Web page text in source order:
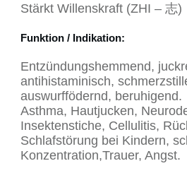
Stärkt Willenskraft (ZHI – 志)
Funktion / Indikation:
Entzündungshemmend,
antihistaminisch,
auswurffödernd, beruhigend.
Asthma, Hautjucken,
Insektenstiche, Cellulitis,
Schlafstörung bei Kindern,
Konzentration,Trauer, Angst.